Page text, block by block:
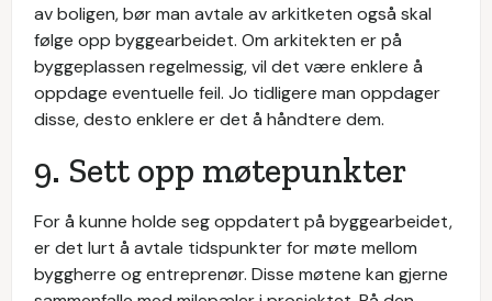
av boligen, bør man avtale av arkitketen også skal
følge opp byggearbeidet. Om arkitekten er på
byggeplassen regelmessig, vil det være enklere å
oppdage eventuelle feil. Jo tidligere man oppdager
disse, desto enklere er det å håndtere dem.
9. Sett opp møtepunkter
For å kunne holde seg oppdatert på byggearbeidet,
er det lurt å avtale tidspunkter for møte mellom
byggherre og entreprenør. Disse møtene kan gjerne